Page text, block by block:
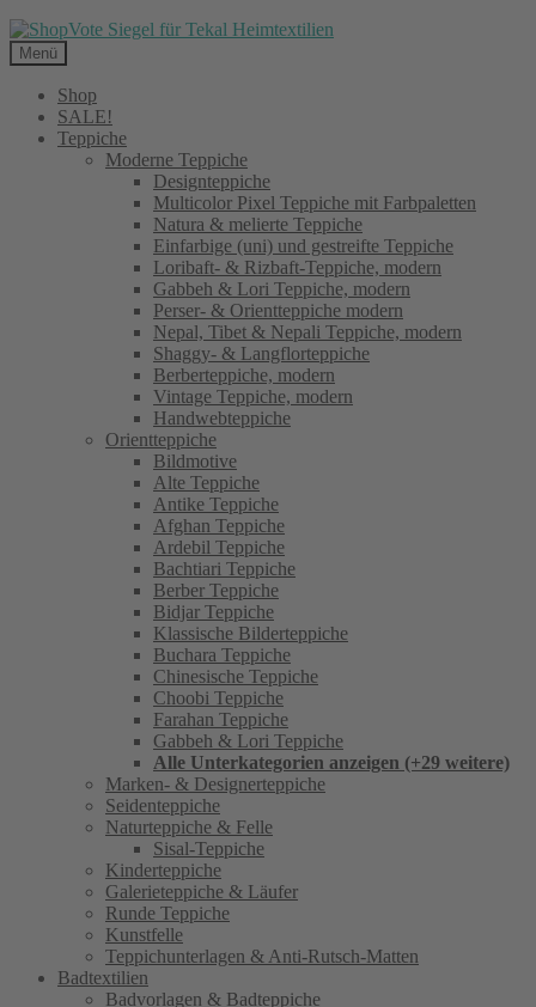
Menü
Shop
SALE!
Teppiche
Moderne Teppiche
Designteppiche
Multicolor Pixel Teppiche mit Farbpaletten
Natura & melierte Teppiche
Einfarbige (uni) und gestreifte Teppiche
Loribaft- & Rizbaft-Teppiche, modern
Gabbeh & Lori Teppiche, modern
Perser- & Orientteppiche modern
Nepal, Tibet & Nepali Teppiche, modern
Shaggy- & Langflorteppiche
Berberteppiche, modern
Vintage Teppiche, modern
Handwebteppiche
Orientteppiche
Bildmotive
Alte Teppiche
Antike Teppiche
Afghan Teppiche
Ardebil Teppiche
Bachtiari Teppiche
Berber Teppiche
Bidjar Teppiche
Klassische Bilderteppiche
Buchara Teppiche
Chinesische Teppiche
Choobi Teppiche
Farahan Teppiche
Gabbeh & Lori Teppiche
Alle Unterkategorien anzeigen (+29 weitere)
Marken- & Designerteppiche
Seidenteppiche
Naturteppiche & Felle
Sisal-Teppiche
Kinderteppiche
Galerieteppiche & Läufer
Runde Teppiche
Kunstfelle
Teppichunterlagen & Anti-Rutsch-Matten
Badtextilien
Badvorlagen & Badteppiche